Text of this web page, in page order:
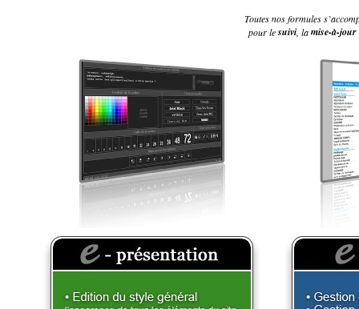
Toutes nos formules
pour lesuivi , lamise-à-jour